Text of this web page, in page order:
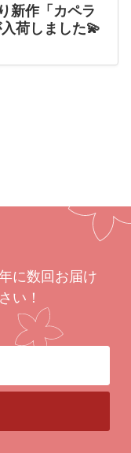
新作「カペラ
荷しました💫
に数回お届け
い！